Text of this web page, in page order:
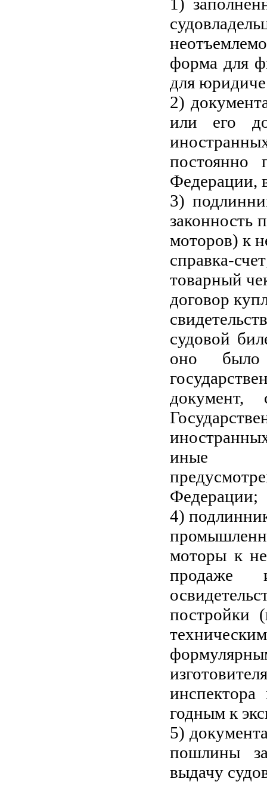
форма для
для
2)
или его
постоянно
Федерации,
3)
законность
моторов) к
справка-
товарный
договор
судовой
оно было
документ,
иные
Федерации;
4)
моторы к
продаже
постройки
годным к
5)
пошлины
выдачу